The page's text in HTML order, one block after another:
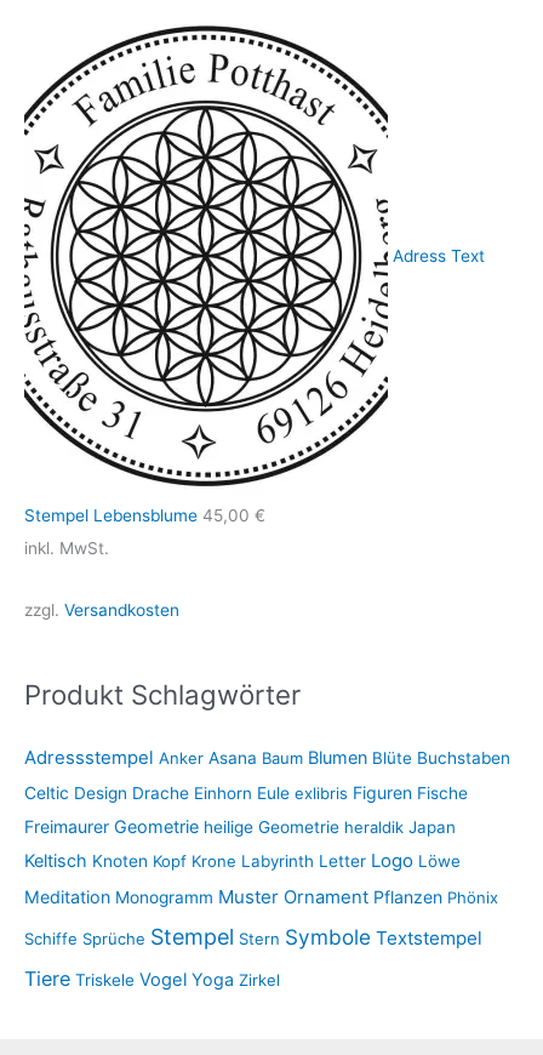
Adress Text
Stempel Lebensblume 45,00 €
inkl. MwSt.
zzgl. Versandkosten
Produkt Schlagwörter
Adressstempel Anker Asana Baum Blumen Blüte Buchstaben
Celtic Design Drache Einhorn Eule exlibris Figuren Fische
Freimaurer Geometrie heilige Geometrie heraldik Japan
Keltisch Knoten Kopf Krone Labyrinth Letter Logo Löwe
Meditation Monogramm Muster Ornament Pflanzen Phönix
Schiffe Sprüche Stempel Stern Symbole Textstempel
Tiere Triskele Vogel Yoga Zirkel